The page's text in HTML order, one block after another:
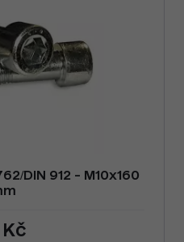
DIN 912 - M10x160
Kč